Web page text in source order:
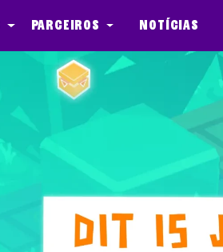
Parceiros Notícias